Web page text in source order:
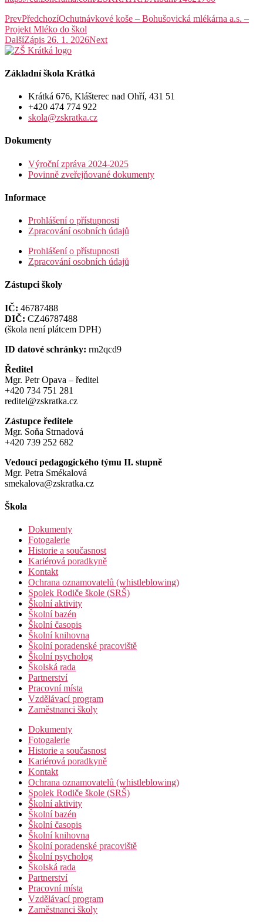
PrevPředchozíOchutnávkové koše – Bohušovická mlékárna a.s. –
Projekt Mléko do škol
DalšíZápis 26. 1. 2026Next
Základní škola Krátká
Krátká 676, Klášterec nad Ohří, 431 51
+420 474 774 922
skola@zskratka.cz
Dokumenty
Výroční zpráva 2024-2025
Povinně zveřejňované dokumenty
Informace
Prohlášení o přístupnosti
Zpracování osobních údajů
Prohlášení o přístupnosti
Zpracování osobních údajů
Zástupci školy
IČ: 46787488
DIČ: CZ46787488
(škola není plátcem DPH)
ID datové schránky: rm2qcd9
Ředitel
Mgr. Petr Opava – ředitel
+420 734 751 281
reditel@zskratka.cz
Zástupce ředitele
Mgr. Soňa Strnadová
+420 739 252 682
Vedoucí pedagogického týmu II. stupně
Mgr. Petra Smékalová
smekalova@zskratka.cz
Škola
Dokumenty
Fotogalerie
Historie a současnost
Kariérová poradkyně
Kontakt
Ochrana oznamovatelů (whistleblowing)
Spolek Rodiče škole (SRŠ)
Školní aktivity
Školní bazén
Školní časopis
Školní knihovna
Školní poradenské pracoviště
Školní psycholog
Školská rada
Partnerství
Pracovní místa
Vzdělávací program
Zaměstnanci školy
Dokumenty
Fotogalerie
Historie a současnost
Kariérová poradkyně
Kontakt
Ochrana oznamovatelů (whistleblowing)
Spolek Rodiče škole (SRŠ)
Školní aktivity
Školní bazén
Školní časopis
Školní knihovna
Školní poradenské pracoviště
Školní psycholog
Školská rada
Partnerství
Pracovní místa
Vzdělávací program
Zaměstnanci školy